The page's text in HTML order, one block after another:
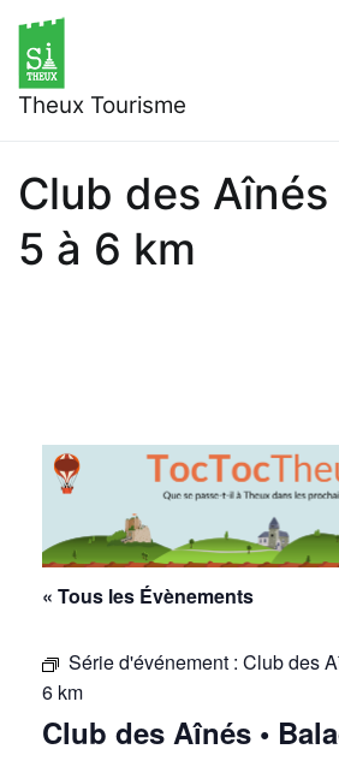
contenu
Theux Tourisme
Club des
5 à 6 km
« Tous les Évènements
Série d'événement : Club des
6 km
Club des Aînés •